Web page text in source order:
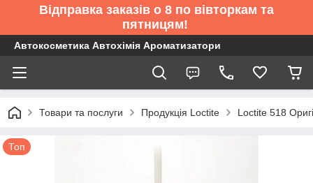
Відправка заказів о 8 по вівторкам та
пятницям!
Автокосметика Автохімія Ароматизатори
Товари та послуги Продукція Loctite Loctite 518
Топ